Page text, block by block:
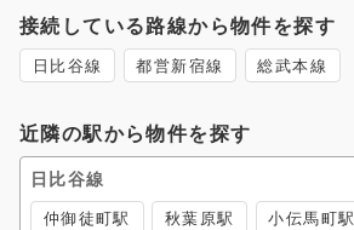
接続している路線から物件を探す
日比谷線 都営新宿線 総武本線
近隣の駅から物件を探す
日比谷線
仲御徒町駅 秋葉原駅 小伝馬町駅